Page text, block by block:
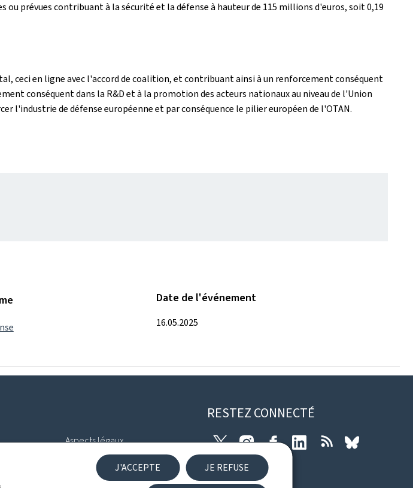
J'ACCEPTE JE REFUSE
prévues contribuant à la sécurité et la défense à hauteur de 115 millions d'euros, soit 0,19
ceci en ligne avec l'accord de coalition, et contribuant ainsi à un renforcement conséquent
conséquent dans la R&D et à la promotion des acteurs nationaux au niveau de l'Union
de défense européenne et par conséquence le pilier européen de l'OTAN.
Date de l'événement
16.05.2025
Aspects légaux
Déclaration d'accessibilité
RESTEZ CONNECTÉ
TwitterInstagramFacebookLinkedIn RSS